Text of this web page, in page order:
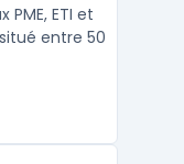
ETI et
entre 50